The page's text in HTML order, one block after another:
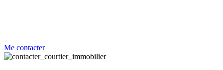
Me contacter